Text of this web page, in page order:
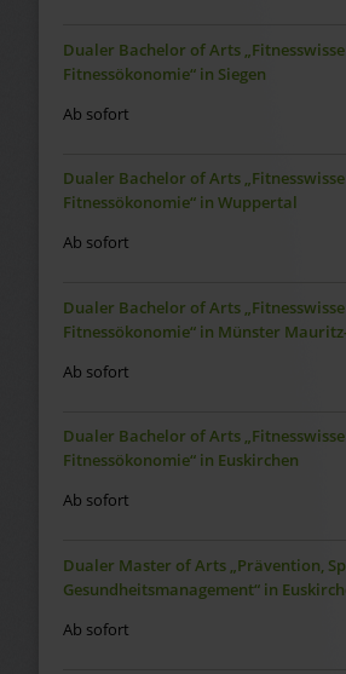
Dualer Bachelor of Arts
Fitnessökonomie“ in Siegen
Ab sofort
Dualer Bachelor of Arts
Fitnessökonomie“ in Wuppertal
Ab sofort
Dualer Bachelor of Arts
Fitnessökonomie“ in Münster
Ab sofort
Dualer Bachelor of Arts
Fitnessökonomie“ in Euskirchen
Ab sofort
Dualer Master of Arts „Prävention,
Gesundheitsmanagement“ in
Ab sofort